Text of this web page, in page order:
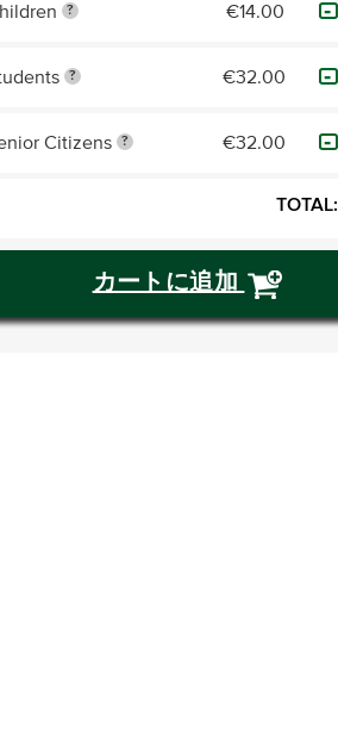
? €14.00
? €32.00
Citizens ? €32.00
TOTAL:
カートに追加